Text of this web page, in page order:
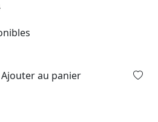
Ajouter au panier